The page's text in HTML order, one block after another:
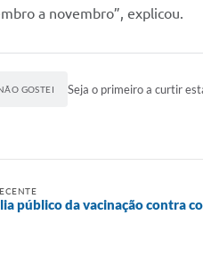
a novembro”, explicou.
GOSTEI Seja o primeiro a curtir
público da vacinação contra